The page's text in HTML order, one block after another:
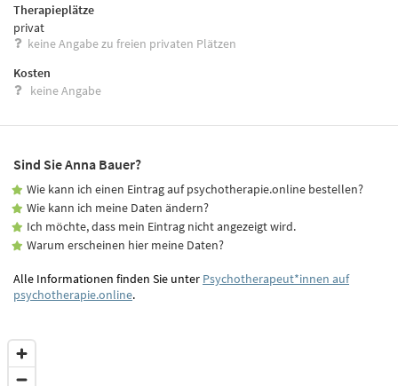
Therapieplätze
privat
keine Angabe zu freien privaten Plätzen
Kosten
keine Angabe
Sind Sie Anna Bauer?
Wie kann ich einen Eintrag auf psychotherapie.online bestellen?
Wie kann ich meine Daten ändern?
Ich möchte, dass mein Eintrag nicht angezeigt wird.
Warum erscheinen hier meine Daten?
Alle Informationen finden Sie unter Psychotherapeut*innen auf
psychotherapie.online.